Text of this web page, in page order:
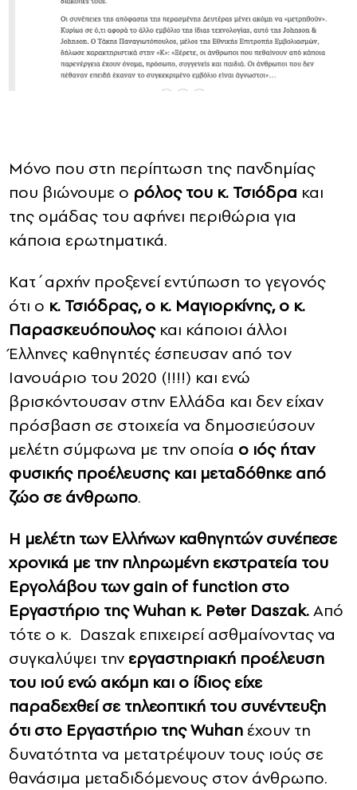
Μόνο που στη περίπτωση της πανδημίας
που βιώνουμε ο ρόλος του κ. Τσιόδρα και
της ομάδας του αφήνει περιθώρια για
κάποια ερωτηματικά.
Κατ΄αρχήν προξενεί εντύπωση το γεγονός
ότι ο κ. Τσιόδρας, ο κ. Μαγιορκίνης, ο κ.
Παρασκευόπουλοςκαι κάποιοι άλλοι
Έλληνες καθηγητές έσπευσαν από τον
Ιανουάριο του 2020 (!!!!) και ενώ
βρισκόντουσαν στην Ελλάδα και δεν είχαν
πρόσβαση σε στοιχεία να δημοσιεύσουν
μελέτη σύμφωνα με την οποία ο ιός ήταν
φυσικής προέλευσης και μεταδόθηκε από
ζώο σε άνθρωπο.
Η μελέτη των Ελλήνων καθηγητών συνέπεσε
χρονικά με την πληρωμένη εκστρατεία του
Εργολάβου των gain of function στο
Εργαστήριο της Wuhan κ. Peter Daszak.Από
τότε ο κ. Daszak επιχειρεί ασθμαίνοντας να
συγκαλύψει την εργαστηριακή προέλευση
του ιού ενώ ακόμη και ο ίδιος είχε
παραδεχθεί σε τηλεοπτική του συνέντευξη
ότι στο Eργαστήριο της Wuhan έχουν τη
δυνατότητα να μετατρέψουν τους ιούς σε
θανάσιμα μεταδιδόμενους στον άνθρωπο.